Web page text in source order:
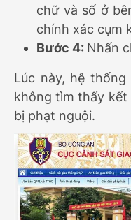
chữ và số ở
chính xác cụm
Bước 4: Nhấn
Lúc này, hệ
không tìm thấy kết
bị phạt nguội.